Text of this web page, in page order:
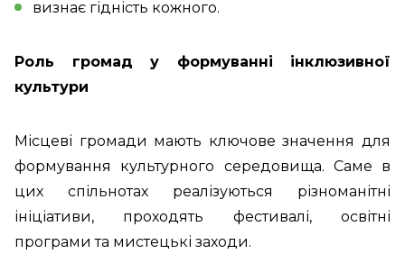
визнає гідність кожного.
Роль громад у формуванні інклюзивної
культури
Місцеві громади мають ключове значення для
формування культурного середовища. Саме в
цих спільнотах реалізуються різноманітні
ініціативи, проходять фестивалі, освітні
програми та мистецькі заходи.